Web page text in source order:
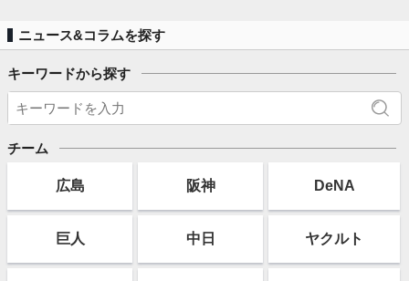
ニュース&コラムを探す
キーワードから探す
チーム
広島 阪神 DeNA
巨人 中日 ヤクルト